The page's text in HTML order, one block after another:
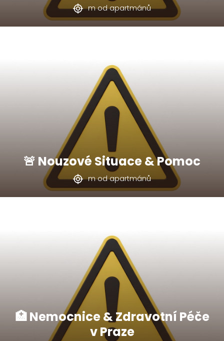
m od apartmánů
🚨 Nouzové Situace & Pomoc
m od apartmánů
🏥 Nemocnice & Zdravotní Péče
v Praze